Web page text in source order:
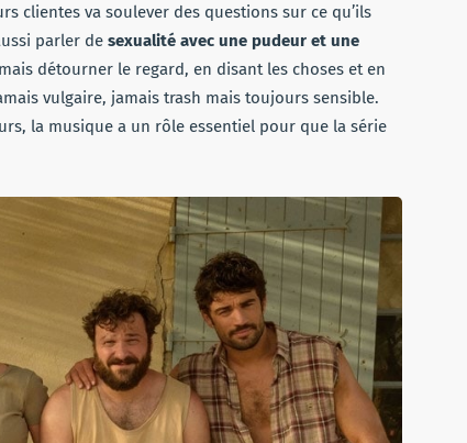
clientes va soulever des questions sur ce qu’ils
parler de sexualité avec une pudeur et une
détourner le regard, en disant les choses et en
vulgaire, jamais trash mais toujours sensible.
la musique a un rôle essentiel pour que la série